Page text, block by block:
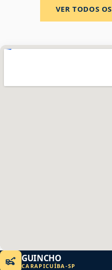
VER TODOS OS
GUINCHO
CARAPICUÍBA -SP